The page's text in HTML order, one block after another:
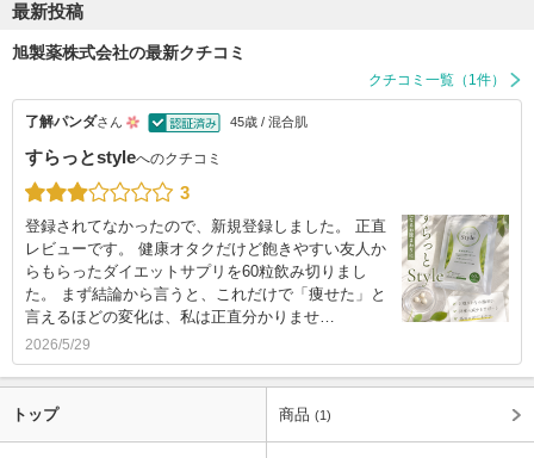
最新投稿
旭製薬株式会社の最新クチコミ
クチコミ一覧（1件）
了解パンダさん 45歳 / 混合肌
すらっとstyleへのクチコミ
3
登録されてなかったので、新規登録しました。 正直
レビューです。 健康オタクだけど飽きやすい友人か
らもらったダイエットサプリを60粒飲み切りまし
た。 まず結論から言うと、これだけで「痩せた」と
言えるほどの変化は、私は正直分かりませ…
2026/5/29
トップ 商品 (1)